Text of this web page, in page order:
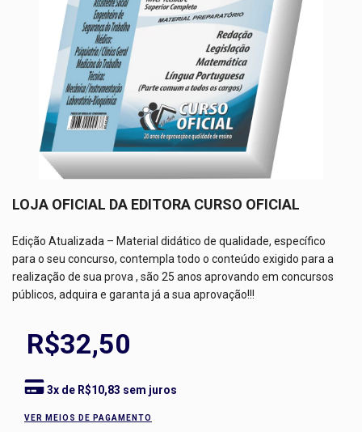
LOJA OFICIAL DA EDITORA CURSO OFICIAL
Edição Atualizada – Material didático de qualidade, específico
para o seu concurso, contempla todo o conteúdo exigido para a
realização de sua prova , são 25 anos aprovando em concursos
públicos, adquira e garanta já a sua aprovação!!!
R$32,50
3x de R$10,83 sem juros
VER MEIOS DE PAGAMENTO